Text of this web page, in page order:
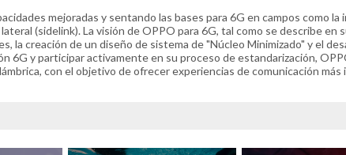
mejoradas y sentando las bases para 6G en campos como la
(sidelink). La visión de OPPO para 6G, tal como se describe en
la creación de un diseño de sistema de "Núcleo Minimizado" y el
6G y participar activamente en su proceso de estandarización,
con el objetivo de ofrecer experiencias de comunicación